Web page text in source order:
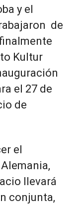
y el
de
Kultur
el 27 de
de
el
llevará
conjunta,